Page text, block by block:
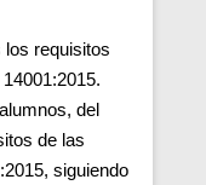
los requisitos
del
de las
siguiendo